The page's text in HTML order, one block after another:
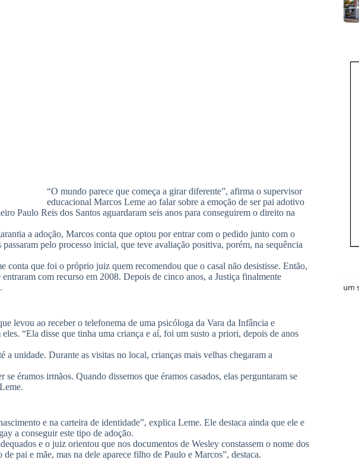
“O mundo parece que começa a girar diferente”, afirma o supervisor
educacional Marcos Leme ao falar sobre a emoção de ser pai adotivo
Paulo Reis dos Santos aguardaram seis anos para conseguirem o direito na
a adoção, Marcos conta que optou por entrar com o pedido junto com o
pelo processo inicial, que teve avaliação positiva, porém, na sequência
conta que foi o próprio juiz quem recomendou que o casal não desistisse. Então,
com recurso em 2008. Depois de cinco anos, a Justiça finalmente
levou ao receber o telefonema de uma psicóloga da Vara da Infância e
“Ela disse que tinha uma criança e aí, foi um susto a priori, depois de anos
a unidade. Durante as visitas no local, crianças mais velhas chegaram a
se éramos irmãos. Quando dissemos que éramos casados, elas perguntaram se
e na carteira de identidade”, explica Leme. Ele destaca ainda que ele e
a conseguir este tipo de adoção.
e o juiz orientou que nos documentos de Wesley constassem o nome dos
pai e mãe, mas na dele aparece filho de Paulo e Marcos”, destaca.